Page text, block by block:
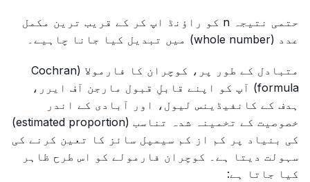
حتمی نتیجہ n کو راؤنڈ اپ کر کے قریب ترین مکمل
عدد (whole number) میں تبدیل کیا جانا چاہیے۔
متبادل کے طور پر، کوچران کا فارمولا (Cochran
formula) آپ کو اپنے قابلِ قبول مارجن آف ایرر،
ہدف کے کانفیڈینس لیول، اور آبادی کے اندر
خصوصیت کے تخمینہ شدہ تناسب (estimated proportion)
کی بنیاد پر کم از کم سیمپل سائز کا تعین کرنے کی
سہولت دیتا ہے۔ کوچران فارمولے کو اس طرح ظاہر
کیا جاتا ہے: